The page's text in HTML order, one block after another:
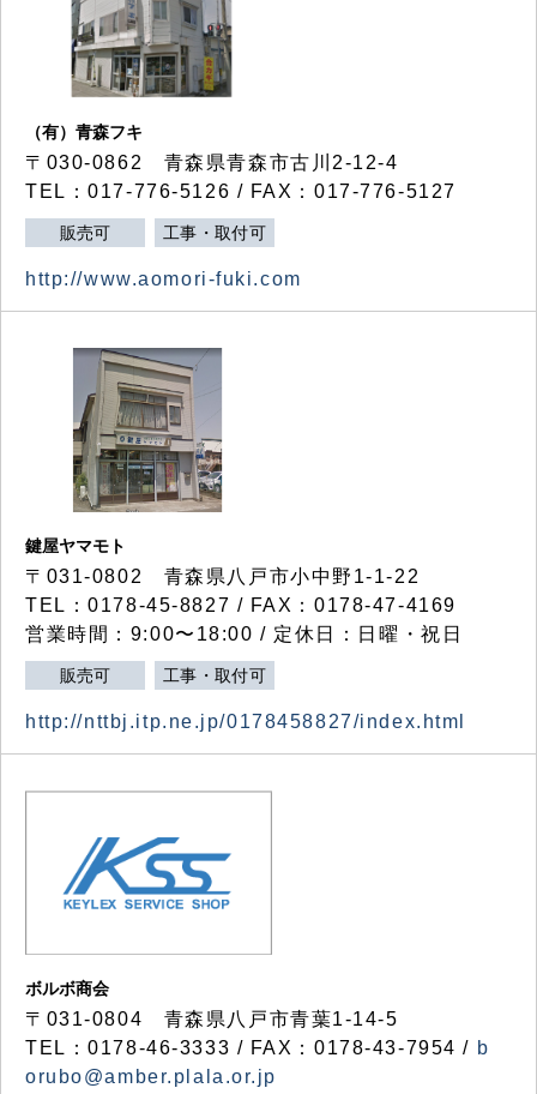
（有）青森フキ
〒030-0862 青森県青森市古川2-12-4
TEL：017-776-5126 / FAX：017-776-5127
販売可 工事・取付可
http://www.aomori-fuki.com
鍵屋ヤマモト
〒031-0802 青森県八戸市小中野1-1-22
TEL：0178-45-8827 / FAX：0178-47-4169
営業時間：9:00〜18:00 / 定休日：日曜・祝日
販売可 工事・取付可
http://nttbj.itp.ne.jp/0178458827/index.html
ボルボ商会
〒031-0804 青森県八戸市青葉1-14-5
TEL：0178-46-3333 / FAX：0178-43-7954 / b
orubo@amber.plala.or.jp